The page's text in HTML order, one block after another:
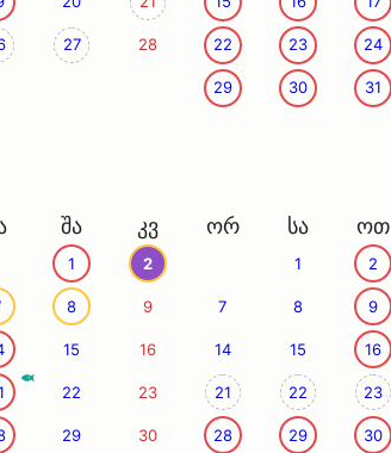
27 28 22 23 24
29 30 31
შა კვ
1 2
8 9
15 16
22 23
29 30
ორ სა ოთ
1 2
7 8 9
14 15 16
21 22 23
28 29 30